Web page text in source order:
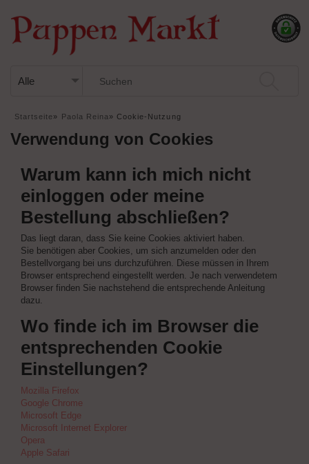
Startseite » Paola Reina» Cookie-Nutzung
Verwendung von Cookies
Warum kann ich mich nicht
einloggen oder meine
Bestellung abschließen?
Das liegt daran, dass Sie keine Cookies aktiviert haben.
Sie benötigen aber Cookies, um sich anzumelden oder den
Bestellvorgang bei uns durchzuführen. Diese müssen in Ihrem
Browser entsprechend eingestellt werden. Je nach verwendetem
Browser finden Sie nachstehend die entsprechende Anleitung
dazu.
Wo finde ich im Browser die
entsprechenden Cookie
Einstellungen?
Mozilla Firefox
Google Chrome
Microsoft Edge
Microsoft Internet Explorer
Opera
Apple Safari